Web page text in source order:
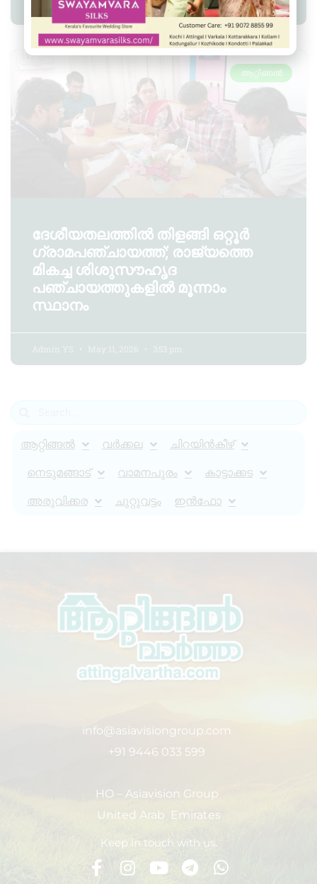
Admin YS June 6, 2026 3:16 pm
ആറ്റിങ്ങൽ
ദേശീയതലത്തിൽ തിളങ്ങി ഒറ്റൂർ
ഗ്രാമപഞ്ചായത്ത്; രാജ്യത്തെ
മികച്ച ശിശുസൗഹൃദ
പഞ്ചായത്തുകളിൽ മൂന്നാം
സ്ഥാനം
Admin YS May 11, 2026 3:53 pm
ആറ്റിങ്ങൽ വർക്കല ചിറയിൻകീഴ്
നെടുമങ്ങാട് വാമനപുരം കാട്ടാക്കട
അരുവിക്കര ചുറ്റുവട്ടം ഇൻഫോ
info@asiavisiongroup.com
+91 9446 033 599
HO – Asiavision Group
United Arab Emirates
Keep in touch with us.